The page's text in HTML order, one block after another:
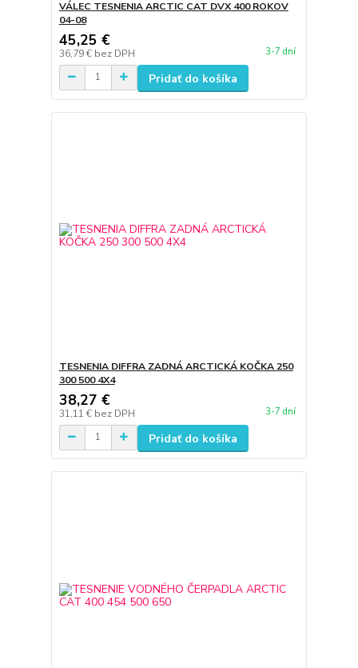
VÁLEC TESNENIA ARCTIC CAT DVX 400 ROKOV
04-08
45,25 €
36,79 € bez DPH 3-7 dní
Pridať do košíka
TESNENIA DIFFRA ZADNÁ ARCTICKÁ KOČKA 250
300 500 4X4
38,27 €
31,11 € bez DPH 3-7 dní
Pridať do košíka